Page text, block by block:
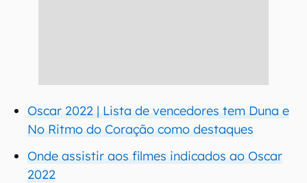
Oscar 2022 | Lista de vencedores tem Duna e
No Ritmo do Coração como destaques
Onde assistir aos filmes indicados ao Oscar
2022